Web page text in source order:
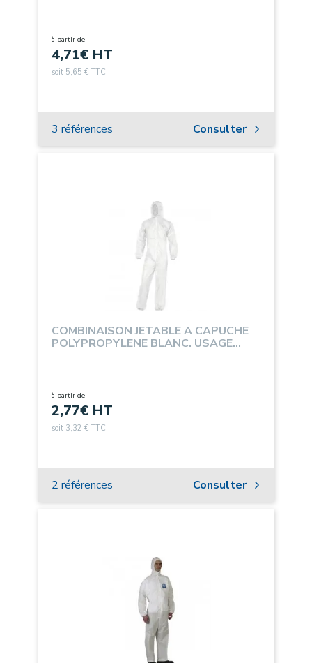
à partir de
4,71€ HT
soit 5,65 € TTC
3 références Consulter
COMBINAISON JETABLE A CAPUCHE
POLYPROPYLENE BLANC. USAGE
à partir de
2,77€ HT
soit 3,32 € TTC
2 références Consulter